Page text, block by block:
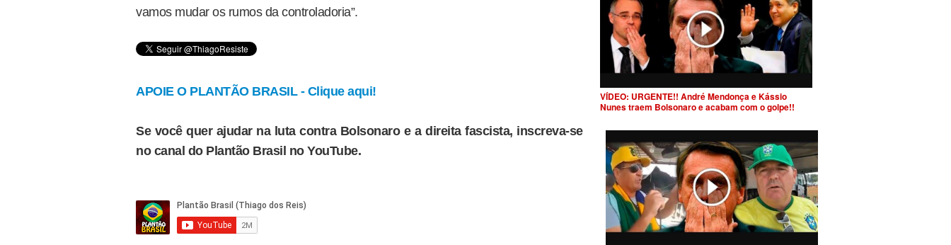
vamos mudar os rumos da controladoria”.
APOIE O PLANTÃO BRASIL - Clique aqui!
Se você quer ajudar na luta contra Bolsonaro e a direita fascista, inscreva-se
no canal do Plantão Brasil no YouTube.
VÍDEO: URGENTE!! André Mendonça e Kássio
Nunes traem Bolsonaro e acabam com o golpe!!